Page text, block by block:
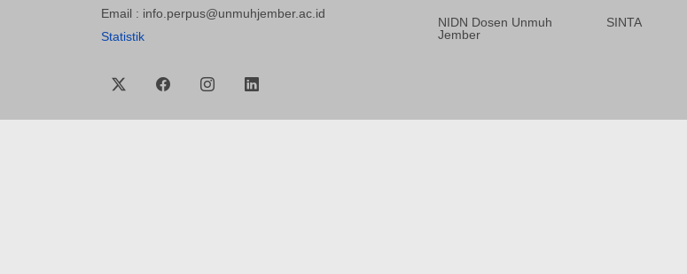
Email : info.perpus@unmuhjember.ac.id
Statistik
NIDN Dosen Unmuh
Jember
SINTA